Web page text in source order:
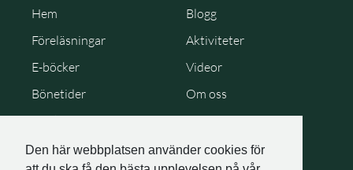
Den här webbplatsen använder cookies för
Hem
Blogg
Föreläsningar
Aktiviteter
E-böcker
Videor
Bönetider
Om oss
Cookie Policy
Personuppgiftspolicy